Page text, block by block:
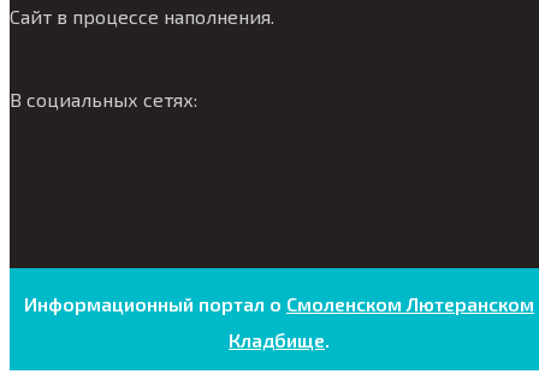
Сайт в процессе наполнения.
В социальных сетях:
Информационный портал о Смоленском Лютеранском
Кладбище.